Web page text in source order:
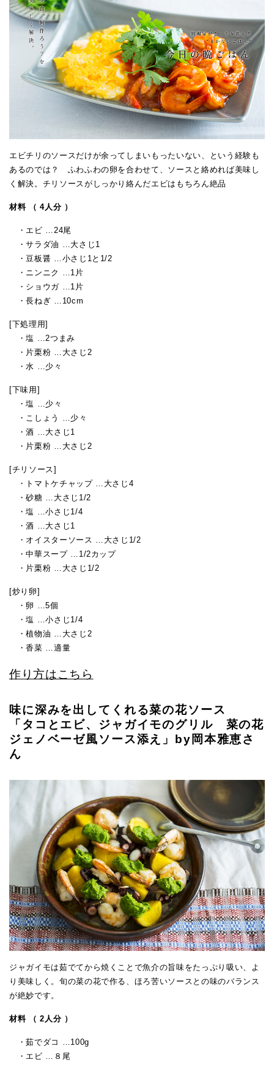
エビチリのソースだけが余ってしまいもったいない、という経験も
あるのでは？ ふわふわの卵を合わせて、ソースと絡めれば美味し
く解決。チリソースがしっかり絡んだエビはもちろん絶品
材料 （ 4人分 ）
・エビ …24尾
・サラダ油 …大さじ1
・豆板醤 …小さじ1と1/2
・ニンニク …1片
・ショウガ …1片
・長ねぎ …10cm
[下処理用]
・塩 …2つまみ
・片栗粉 …大さじ2
・水 …少々
[下味用]
・塩 …少々
・こしょう …少々
・酒 …大さじ1
・片栗粉 …大さじ2
[チリソース]
・トマトケチャップ …大さじ4
・砂糖 …大さじ1/2
・塩 …小さじ1/4
・酒 …大さじ1
・オイスターソース …大さじ1/2
・中華スープ …1/2カップ
・片栗粉 …大さじ1/2
[炒り卵]
・卵 …5個
・塩 …小さじ1/4
・植物油 …大さじ2
・香菜 …適量
作り方はこちら
味に深みを出してくれる菜の花ソース
「タコとエビ、ジャガイモのグリル 菜の花
ジェノベーゼ風ソース添え」by岡本雅恵さ
ん
ジャガイモは茹でてから焼くことで魚介の旨味をたっぷり吸い、よ
り美味しく。旬の菜の花で作る、ほろ苦いソースとの味のバランス
が絶妙です。
材料 （ 2人分 ）
・茹でダコ …100g
・エビ …８尾